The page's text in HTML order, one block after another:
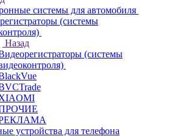
системы для автомобиля
(системы
Назад
(системы
устройства для телефона